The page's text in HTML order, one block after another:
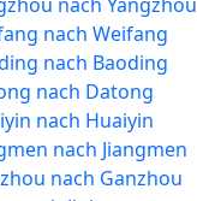
nach Weifang
nach Baoding
nach Datong
nach Huaiyin
nach Jiangmen
nach Ganzhou